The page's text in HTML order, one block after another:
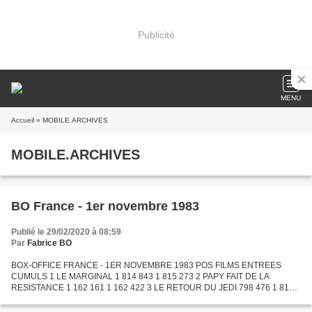
Publicité
MENU
Accueil » MOBILE.ARCHIVES
MOBILE.ARCHIVES
BO France - 1er novembre 1983
Publié le 29/02/2020 à 08:59
Par Fabrice BO
BOX-OFFICE FRANCE - 1ER NOVEMBRE 1983 POS FILMS ENTREES
CUMULS 1 LE MARGINAL 1 814 843 1 815 273 2 PAPY FAIT DE LA
RESISTANCE 1 162 161 1 162 422 3 LE RETOUR DU JEDI 798 476 1 810
6 LE BOURREAU...